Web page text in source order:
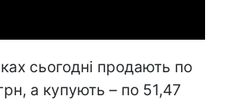
сьогодні продають по
а купують – по 51,47